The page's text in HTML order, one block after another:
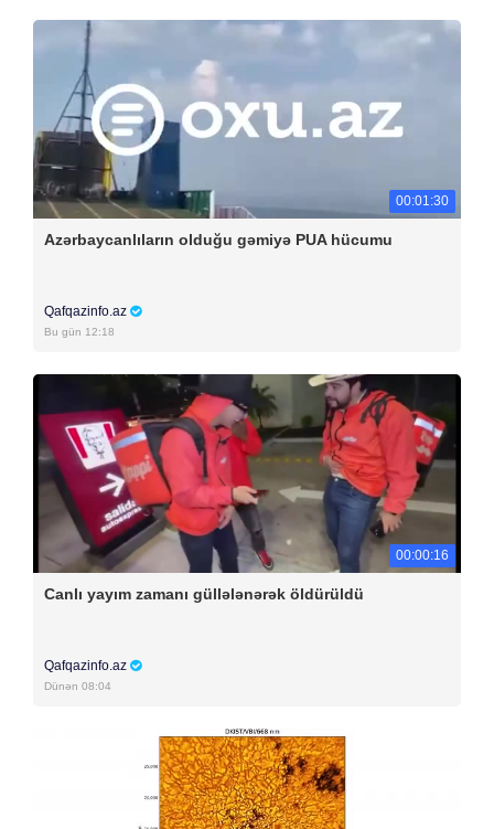
00:01:30
Azərbaycanlıların olduğu gəmiyə PUA hücumu
Qafqazinfo.az
Bu gün 12:18
00:00:16
Canlı yayım zamanı güllələnərək öldürüldü
Qafqazinfo.az
Dünən 08:04